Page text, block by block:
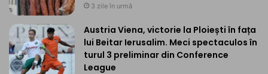
3 zile în urmă
Austria Viena, victorie la Ploiești în fața
lui Beitar Ierusalim. Meci spectaculos în
turul 3 preliminar din Conference
League